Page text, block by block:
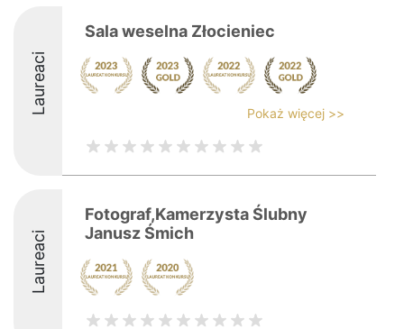
Laureaci
Sala weselna Złocieniec
Pokaż więcej >>
Laureaci
Fotograf,Kamerzysta Ślubny
Janusz Śmich